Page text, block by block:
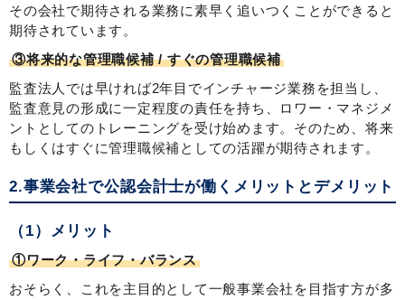
その会社で期待される業務に素早く追いつくことができると
期待されています。
③将来的な管理職候補 / すぐの管理職候補
監査法人では早ければ2年目でインチャージ業務を担当し、
監査意見の形成に一定程度の責任を持ち、ロワー・マネジメ
ントとしてのトレーニングを受け始めます。そのため、将来
もしくはすぐに管理職候補としての活躍が期待されます。
2.事業会社で公認会計士が働くメリットとデメリット
（1）メリット
①ワーク・ライフ・バランス
おそらく、これを主目的として一般事業会社を目指す方が多